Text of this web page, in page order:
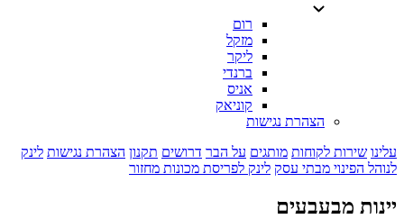
רום
מזקל
ליקר
ברנדי
אניס
קוניאק
הצהרת נגישות
עלינו שירות לקוחות מותגים על הבר דרושים תקנון הצהרת נגישות לינק
לנוהל הפינוי מבתי עסק לינק לפריסת מכונות מחזור
יינות מבעבעים